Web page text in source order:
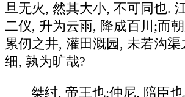
旦无火, 然其大小, 不可同也.
二仪, 升为云雨, 降成百川;而
累仞之井, 灌田溉园, 未若沟渠
细, 孰为旷哉?
桀纣, 帝王也;仲尼, 陪臣